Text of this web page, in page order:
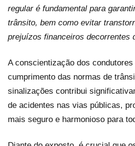
regular é fundamental para
trânsito, bem como evitar
prejuízos financeiros decorrentes
A conscientização dos
cumprimento das normas de
sinalizações contribui
de acidentes nas vias públicas,
mais seguro e harmonioso para